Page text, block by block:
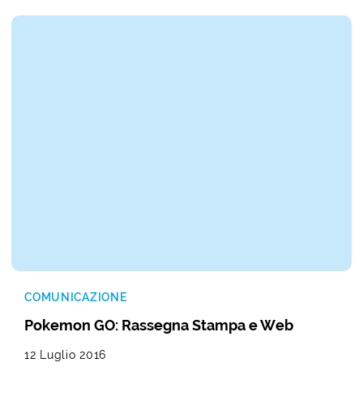
COMUNICAZIONE
Pokemon GO: Rassegna Stampa e Web
12 Luglio 2016